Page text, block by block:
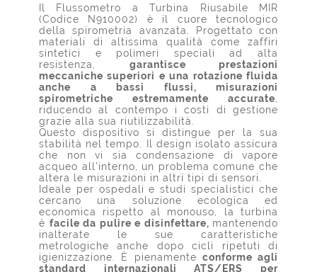
Il Flussometro a Turbina Riusabile MIR
(Codice N910002) è il cuore tecnologico
della spirometria avanzata. Progettato con
materiali di altissima qualità come zaffiri
sintetici e polimeri speciali ad alta
resistenza, garantisce prestazioni
meccaniche superiori e una rotazione fluida
anche a bassi flussi, misurazioni
spirometriche estremamente accurate
riducendo al contempo i costi di gestione
grazie alla sua riutilizzabilità.
Questo dispositivo si distingue per la sua
stabilità nel tempo. Il design isolato assicura
che non vi sia condensazione di vapore
acqueo all'interno, un problema comune che
altera le misurazioni in altri tipi di sensori.
Ideale per ospedali e studi specialistici che
cercano una soluzione ecologica ed
economica rispetto al monouso, la turbina
è facile da pulire e disinfettare, mantenendo
inalterate le sue caratteristiche
metrologiche anche dopo cicli ripetuti di
igienizzazione. È pienamente conforme agli
standard internazionali ATS/ERS per